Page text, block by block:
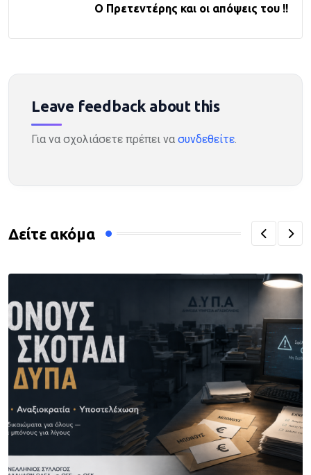
Ο Πρετεντέρης και οι απόψεις του !!
Leave feedback about this
Για να σχολιάσετε πρέπει να συνδεθείτε.
Δείτε ακόμα